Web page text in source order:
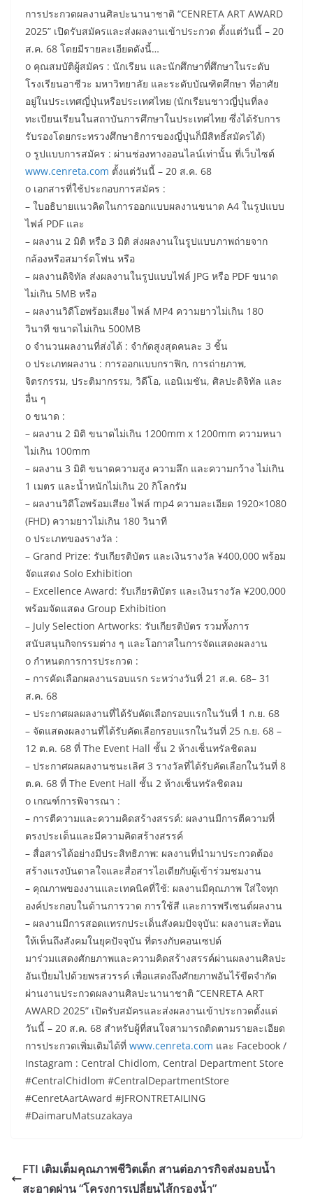
การประกวดผลงานศิลปะนานาชาติ “CENRETA ART AWARD
2025” เปิดรับสมัครและส่งผลงานเข้าประกวด ตั้งแต่วันนี้ – 20
ส.ค. 68 โดยมีรายละเอียดดังนี้…
o คุณสมบัติผู้สมัคร : นักเรียน และนักศึกษาที่ศึกษาในระดับ
โรงเรียนอาชีวะ มหาวิทยาลัย และระดับบัณฑิตศึกษา ที่อาศัย
อยู่ในประเทศญี่ปุ่นหรือประเทศไทย (นักเรียนชาวญี่ปุ่นที่ลง
ทะเบียนเรียนในสถาบันการศึกษาในประเทศไทย ซึ่งได้รับการ
รับรองโดยกระทรวงศึกษาธิการของญี่ปุ่นก็มีสิทธิ์สมัครได้)
o รูปแบบการสมัคร : ผ่านช่องทางออนไลน์เท่านั้น ที่เว็บไซต์
www.cenreta.com ตั้งแต่วันนี้ – 20 ส.ค. 68
o เอกสารที่ใช้ประกอบการสมัคร :
– ใบอธิบายแนวคิดในการออกแบบผลงานขนาด A4 ในรูปแบบ
ไฟล์ PDF และ
– ผลงาน 2 มิติ หรือ 3 มิติ ส่งผลงานในรูปแบบภาพถ่ายจาก
กล้องหรือสมาร์ตโฟน หรือ
– ผลงานดิจิทัล ส่งผลงานในรูปแบบไฟล์ JPG หรือ PDF ขนาด
ไม่เกิน 5MB หรือ
– ผลงานวิดีโอพร้อมเสียง ไฟล์ MP4 ความยาวไม่เกิน 180
วินาที ขนาดไม่เกิน 500MB
o จำนวนผลงานที่ส่งได้ : จำกัดสูงสุดคนละ 3 ชิ้น
o ประเภทผลงาน : การออกแบบกราฟิก, การถ่ายภาพ,
จิตรกรรม, ประติมากรรม, วิดีโอ, แอนิเมชัน, ศิลปะดิจิทัล และ
อื่น ๆ
o ขนาด :
– ผลงาน 2 มิติ ขนาดไม่เกิน 1200mm x 1200mm ความหนา
ไม่เกิน 100mm
– ผลงาน 3 มิติ ขนาดความสูง ความลึก และความกว้าง ไม่เกิน
1 เมตร และน้ำหนักไม่เกิน 20 กิโลกรัม
– ผลงานวิดีโอพร้อมเสียง ไฟล์ mp4 ความละเอียด 1920×1080
(FHD) ความยาวไม่เกิน 180 วินาที
o ประเภทของรางวัล :
– Grand Prize: รับเกียรติบัตร และเงินรางวัล ¥400,000 พร้อม
จัดแสดง Solo Exhibition
– Excellence Award: รับเกียรติบัตร และเงินรางวัล ¥200,000
พร้อมจัดแสดง Group Exhibition
– July Selection Artworks: รับเกียรติบัตร รวมทั้งการ
สนับสนุนกิจกรรมต่าง ๆ และโอกาสในการจัดแสดงผลงาน
o กำหนดการการประกวด :
– การคัดเลือกผลงานรอบแรก ระหว่างวันที่ 21 ส.ค. 68– 31
ส.ค. 68
– ประกาศผลผลงานที่ได้รับคัดเลือกรอบแรกในวันที่ 1 ก.ย. 68
– จัดแสดงผลงานที่ได้รับคัดเลือกรอบแรกในวันที่ 25 ก.ย. 68 –
12 ต.ค. 68 ที่ The Event Hall ชั้น 2 ห้างเซ็นทรัลชิดลม
– ประกาศผลผลงานชนะเลิศ 3 รางวัลที่ได้รับคัดเลือกในวันที่ 8
ต.ค. 68 ที่ The Event Hall ชั้น 2 ห้างเซ็นทรัลชิดลม
o เกณฑ์การพิจารณา :
– การตีความและความคิดสร้างสรรค์: ผลงานมีการตีความที่
ตรงประเด็นและมีความคิดสร้างสรรค์
– สื่อสารได้อย่างมีประสิทธิภาพ: ผลงานที่นำมาประกวดต้อง
สร้างแรงบันดาลใจและสื่อสารไอเดียกับผู้เข้าร่วมชมงาน
– คุณภาพของงานและเทคนิคที่ใช้: ผลงานมีคุณภาพ ใส่ใจทุก
องค์ประกอบในด้านการวาด การใช้สี และการพรีเซนต์ผลงาน
– ผลงานมีการสอดแทรกประเด็นสังคมปัจจุบัน: ผลงานสะท้อน
ให้เห็นถึงสังคมในยุคปัจจุบัน ที่ตรงกับคอนเซปต์
​มาร่วมแสดงศักยภาพและความคิดสร้างสรรค์ผ่านผลงานศิลปะ
อันเปี่ยมไปด้วยพรสวรรค์ เพื่อแสดงถึงศักยภาพอันไร้ขีดจำกัด
ผ่านงานประกวดผลงานศิลปะนานาชาติ “CENRETA ART
AWARD 2025” เปิดรับสมัครและส่งผลงานเข้าประกวดตั้งแต่
วันนี้ – 20 ส.ค. 68 สำหรับผู้ที่สนใจสามารถติดตามรายละเอียด
การประกวดเพิ่มเติมได้ที่ www.cenreta.com และ Facebook /
Instagram : Central Chidlom, Central Department Store
#CentralChidlom #CentralDepartmentStore
#CenretAartAward #JFRONTRETAILING
#DaimaruMatsuzakaya
FTI เติมเต็มคุณภาพชีวิตเด็ก สานต่อภารกิจส่งมอบน้ำ
สะอาดผ่าน “โครงการเปลี่ยนไส้กรองน้ำ”